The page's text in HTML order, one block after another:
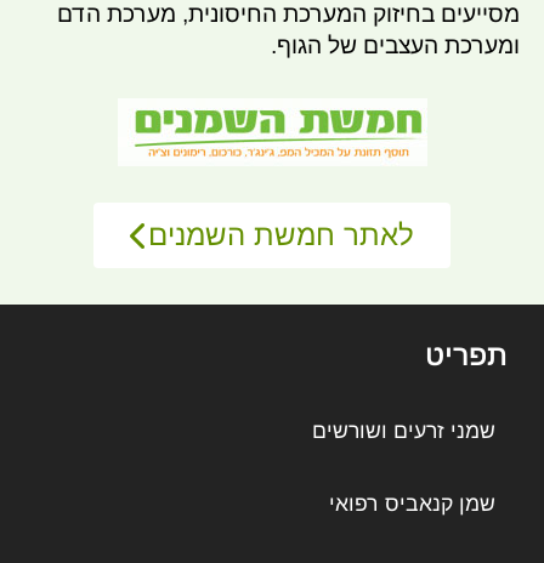
מסייעים בחיזוק המערכת החיסונית, מערכת הדם
ומערכת העצבים של הגוף.
לאתר חמשת השמנים
תפריט
שמני זרעים ושורשים
שמן קנאביס רפואי